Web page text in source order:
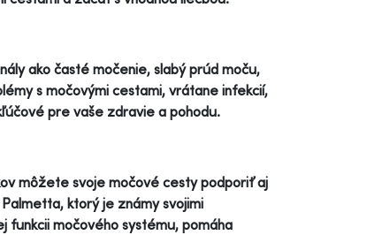
ako časté močenie, slabý prúd moču,
s močovými cestami, vrátane infekcií,
pre vaše zdravie a pohodu.
môžete svoje močové cesty podporiť aj
ktorý je známy svojimi
funkcii močového systému, pomáha